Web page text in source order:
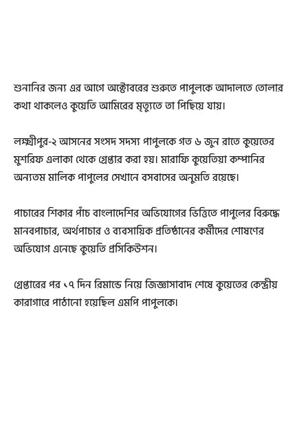
শুনানির জন্য এর আগে অক্টোবরের শুরুতে পাপুলকে আদালতে তোলার
কথা থাকলেও কুয়েতি আমিরের মৃত্যুতে তা পিছিয়ে যায়।
লক্ষ্মীপুর-২ আসনের সংসদ সদস্য পাপুলকে গত ৬ জুন রাতে কুয়েতের
মুশরিফ এলাকা থেকে গ্রেপ্তার করা হয়। মারাফি কুয়েতিয়া কম্পানির
অন্যতম মালিক পাপুলের সেখানে বসবাসের অনুমতি রয়েছে।
পাচারের শিকার পাঁচ বাংলাদেশির অভিযোগের ভিত্তিতে পাপুলের বিরুদ্ধে
মানবপাচার, অর্থপাচার ও ব্যবসায়িক প্রতিষ্ঠানের কর্মীদের শোষণের
অভিযোগ এনেছে কুয়েতি প্রসিকিউশন।
গ্রেপ্তারের পর ১৭ দিন রিমান্ডে নিয়ে জিজ্ঞাসাবাদ শেষে কুয়েতের কেন্দ্রীয়
কারাগারে পাঠানো হয়েছিল এমপি পাপুলকে।